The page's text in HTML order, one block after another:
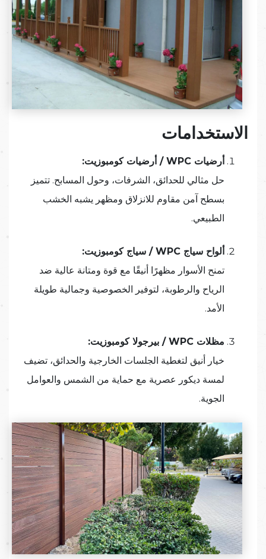
الاستخدامات
أرضيات WPC / أرضيات كومبوزيت:
حل مثالي للحدائق، الشرفات، وحول المسابح. تتميز
بسطح آمن مقاوم للانزلاق ومظهر يشبه الخشب
الطبيعي.
ألواح سياج WPC / سياج كومبوزيت:
تمنح الأسوار مظهرًا أنيقًا مع قوة ومتانة عالية ضد
الرياح والرطوبة، لتوفير الخصوصية وجمالية طويلة
الأمد.
مظلات WPC / بيرجولا كومبوزيت:
خيار أنيق لتغطية الجلسات الخارجية والحدائق، تضيف
لمسة ديكور عصرية مع حماية من الشمس والعوامل
الجوية.